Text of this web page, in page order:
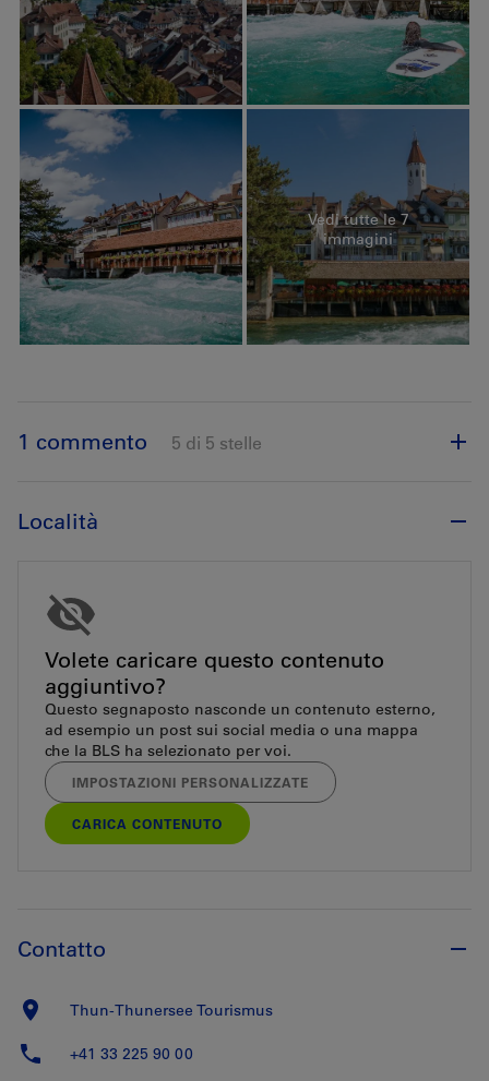
Vedi tutte le 7
immagini
1 commento 5 di 5 stelle
Località
Volete caricare questo contenuto
aggiuntivo?
Questo segnaposto nasconde un contenuto esterno,
ad esempio un post sui social media o una mappa
che la BLS ha selezionato per voi.
IMPOSTAZIONI PERSONALIZZATE
CARICA CONTENUTO
Contatto
Thun-Thunersee Tourismus
+41 33 225 90 00